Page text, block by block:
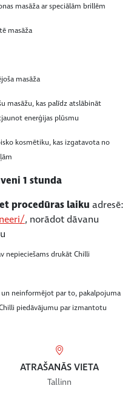
masāža ar speciālām brillēm
masāža
masāža
masāžu, kas palīdz atslābināt
enerģijas plūsmu
kosmētiku, kas izgatavota no
1 stunda
procedūras laiku adresē:
, norādot dāvanu
nepieciešams drukāt Chilli
neinformējot par to, pakalpojuma
piedāvājumu par izmantotu
ATRAŠANĀS VIETA
Tallinn